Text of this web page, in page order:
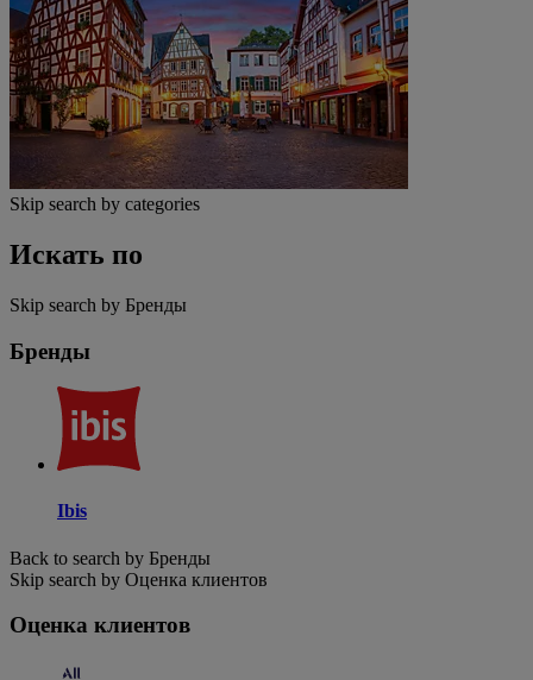
Skip search by categories
Искать по
Skip search by Бренды
Бренды
Ibis
Back to search by Бренды
Skip search by Оценка клиентов
Оценка клиентов